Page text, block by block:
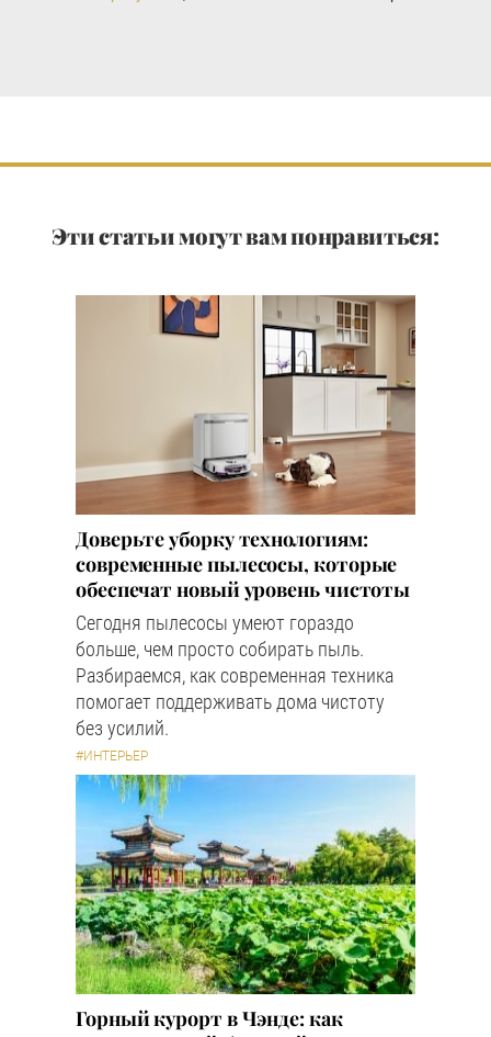
Эти статьи могут вам понравиться:
Доверьте уборку технологиям:
современные пылесосы, которые
обеспечат новый уровень чистоты
Сегодня пылесосы умеют гораздо
больше, чем просто собирать пыль.
Разбираемся, как современная техника
помогает поддерживать дома чистоту
без усилий.
#ИНТЕРЬЕР
Горный курорт в Чэнде: как